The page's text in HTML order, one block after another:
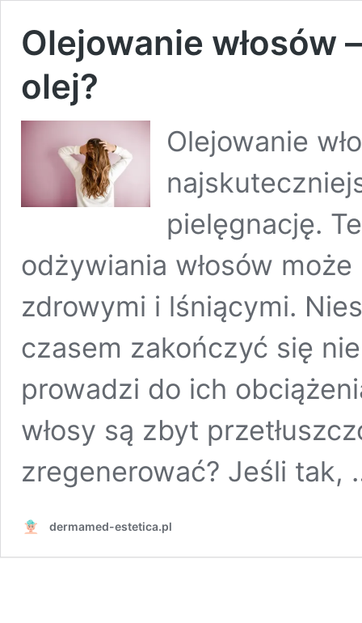
Olejowanie włosów
olej?
Olejowanie
pielęgnację.
odżywiania włosów
zdrowymi i lśniącymi.
czasem zakończyć się
prowadzi do ich
włosy są zbyt
zregenerować? Jeśli
dermamed-estetica.pl